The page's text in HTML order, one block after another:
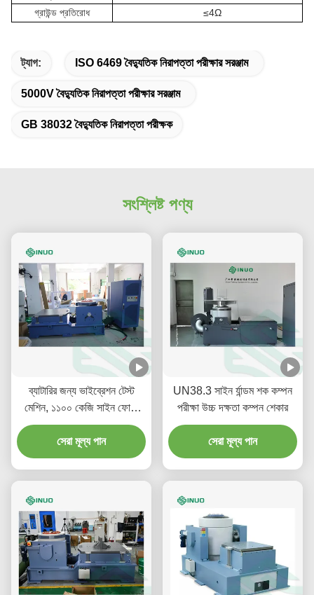
গ্রাউন্ড প্রতিরোধ ≤4Ω
ট্যাগ: ISO 6469 বৈদ্যুতিক নিরাপত্তা পরীক্ষার সরঞ্জাম
5000V বৈদ্যুতিক নিরাপত্তা পরীক্ষার সরঞ্জাম
GB 38032 বৈদ্যুতিক নিরাপত্তা পরীক্ষক
সংশ্লিষ্ট পণ্য
ব্যাটারির জন্য ভাইব্রেশন টেস্ট
মেশিন, ১১০০ কেজি সাইন ফোর্স,
১০০ গ্রাম ত্বরণ
সেরা মূল্য পান
UN38.3 সাইন র্যান্ডম শক কম্পন
পরীক্ষা উচ্চ দক্ষতা কম্পন শেকার
সেরা মূল্য পান